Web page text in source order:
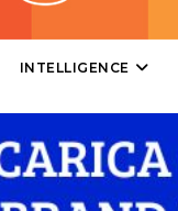
INTELLIGENCE